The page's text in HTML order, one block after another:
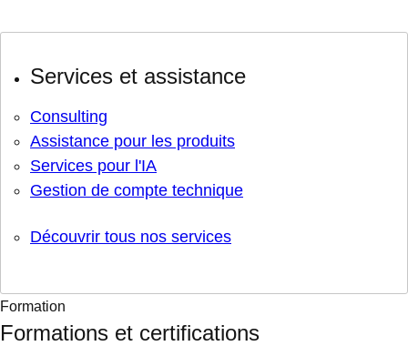
Services et assistance
Consulting
Assistance pour les produits
Services pour l'IA
Gestion de compte technique
Découvrir tous nos services
Formation
Formations et certifications